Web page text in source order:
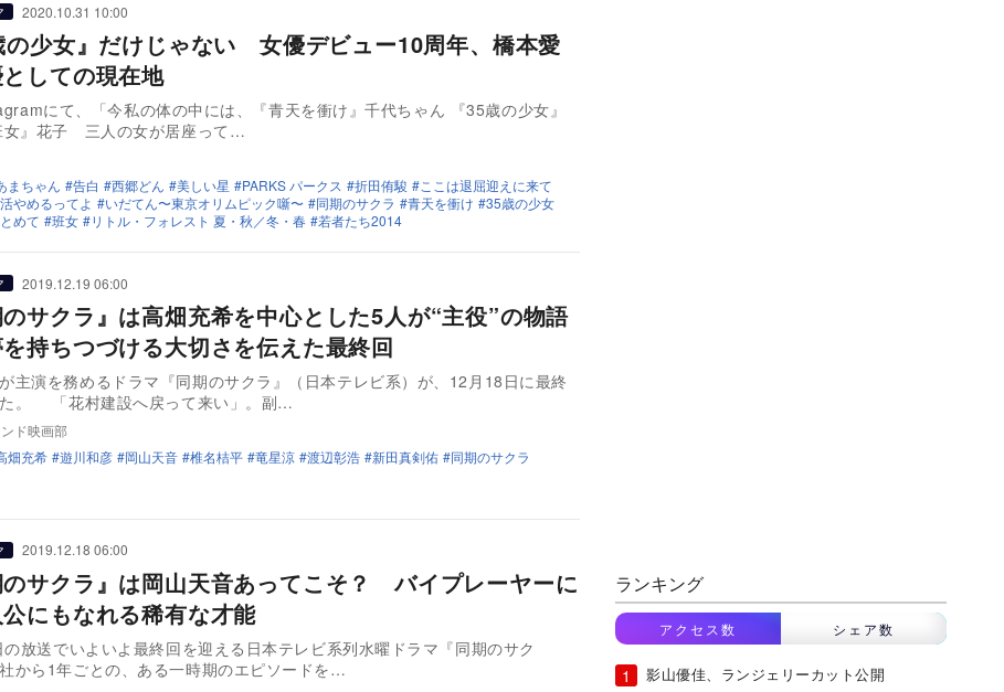
2020.10.31 10:00
の少女』だけじゃない 女優デビュー10周年、橋本愛
しての現在地
にて、「今私の体の中には、『青天を衝け』千代ちゃん 『35歳の少女』
女』花子 三人の女が居座って…
まちゃん 告白 西郷どん 美しい星 PARKS パークス 折田侑駿
ここは退屈迎えに来て
やめるってよ
いだてん〜東京オリムピック噺〜 同期のサクラ 青天を衝け
35歳の少女
めて
班女 リトル・フォレスト 夏・秋／冬・春 若者たち2014
2019.12.19 06:00
のサクラ』は高畑充希を中心とした5人が“主役”の物語
持ちつづける大切さを伝えた最終回
主演を務めるドラマ『同期のサクラ』（日本テレビ系）が、12月18日に最終
。 「花村建設へ戻って来い」。副…
ド映画部
畑充希 遊川和彦 岡山天音 椎名桔平 竜星涼 渡辺彰浩 新田真剣佑 同期のサクラ
2019.12.18 06:00
のサクラ』は岡山天音あってこそ？ バイプレーヤーに
にもなれる稀有な才能
放送でいよいよ最終回を迎える日本テレビ系列水曜ドラマ『同期のサク
から1年ごとの、ある一時期のエピソードを…
ランキング
アクセス数 シェア数
影山優佳、ランジェリーカット公開